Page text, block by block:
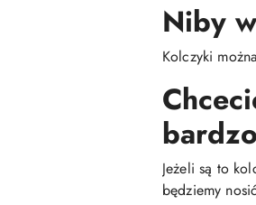
Niby
Kolczyki
Jeżeli są to
będziemy